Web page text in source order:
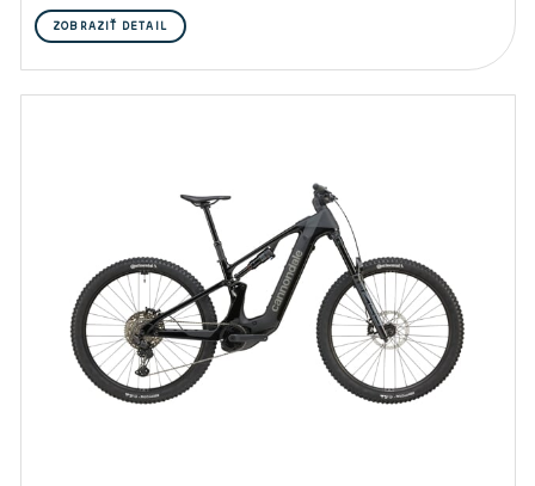
ZOBRAZIŤ DETAIL